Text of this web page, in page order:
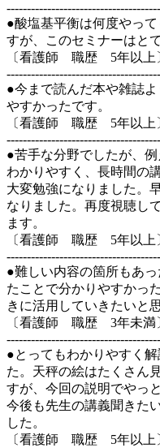
●酸塩基平衡は何度やっ
すが、このセミナーはと
〔看護師 職歴 5年以上
●今まで読んだ本や雑誌
やすかったです。
〔看護師 職歴 5年以上
●苦手な分野でしたが、
わかりやすく、長時間の
大変勉強になりました。
なりました。再度視聴し
ます。
〔看護師 職歴 5年以上
●難しい内容の箇所もあ
たことで分かりやすかっ
きに活用していきたいと
〔看護師 職歴 3年未満
●とってもわかりやすく
た。天秤の絵はたくさん
すが、今回の説明でやっ
今後も先生の講義聞きた
した。
〔看護師 職歴 5年以上